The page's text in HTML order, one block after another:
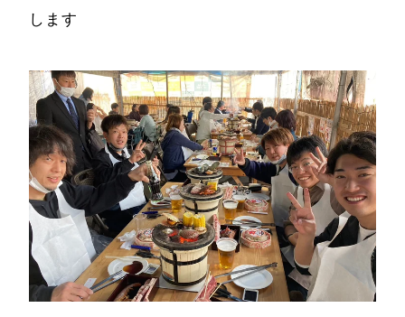
ール製品
一般段ボールケ
ース
ワークスタイル
働きやすい環境
営業・事務
製造
採用情報
お問い合わせ
します